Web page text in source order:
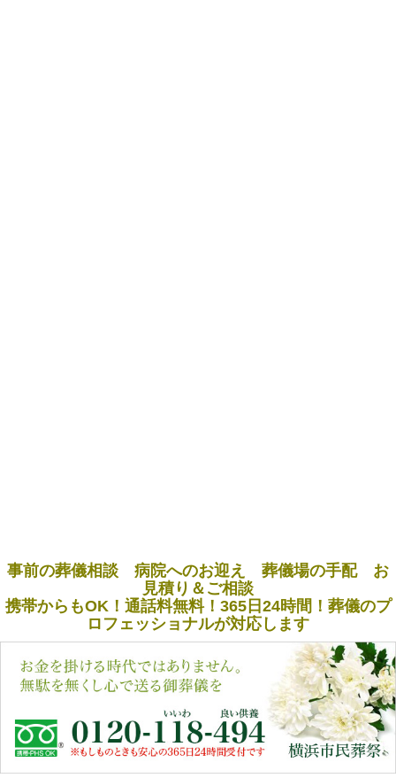
事前の葬儀相談 病院へのお迎え 葬儀場の手配 お
見積り＆ご相談
携帯からもOK！通話料無料！365日24時間！葬儀のプ
ロフェッショナルが対応します